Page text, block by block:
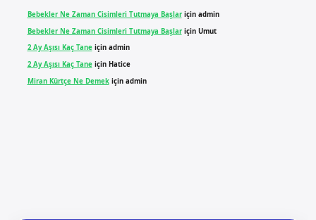
Bebekler Ne Zaman Cisimleri Tutmaya Başlariçin admin
Bebekler Ne Zaman Cisimleri Tutmaya Başlariçin Umut
2 Ay Aşısı Kaç Taneiçin admin
2 Ay Aşısı Kaç Taneiçin Hatice
Miran Kürtçe Ne Demekiçin admin